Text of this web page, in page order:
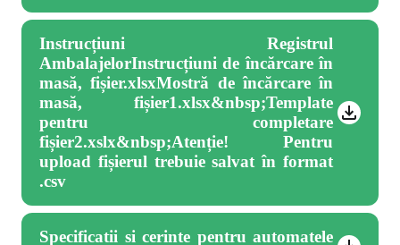
Instrucțiuni Registrul
AmbalajelorInstrucțiuni de încărcare în
masă, fișier.xlsxMostră de încărcare în
masă, fișier1.xlsx&nbsp;Template
pentru completare
fișier2.xslx&nbsp;Atenție! Pentru
upload fișierul trebuie salvat în format
.csv
Specificatii si cerinte pentru automatele